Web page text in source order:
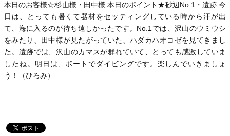
本日のお客様☆杉山様・田中様 本日のポイント★砂辺No.1・遺跡 今
日は、とっても暑くて器材をセッティングしている時から汗が出
て、海に入るのが待ち遠しかったです。No.1では、沢山のウミウシ
をみたり、田中様が見たがっていた、ハダカハオコゼを見てきまし
た。遺跡では、沢山のカマスが群れていて、とっても感激していま
したね。明日は、ボートでダイビングです。楽しんでいきましょ
う！（ひろみ）